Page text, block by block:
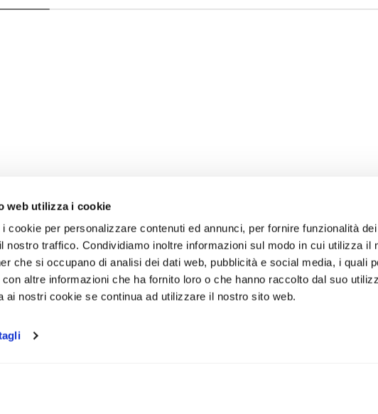
web utilizza i cookie
cookie per personalizzare contenuti ed annunci, per fornire funzionalità
nostro traffico. Condividiamo inoltre informazioni sul modo in cui utilizza il
che si occupano di analisi dei dati web, pubblicità e social media, i quali
altre informazioni che ha fornito loro o che hanno raccolto dal suo
ai nostri cookie se continua ad utilizzare il nostro sito web.